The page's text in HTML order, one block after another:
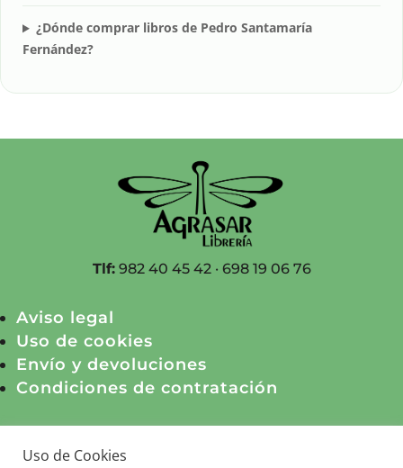
¿Dónde comprar libros de Pedro Santamaría
Fernández?
Tlf:982 40 45 42 · 698 19 06 76
Aviso legal
Uso de cookies
Envío y devoluciones
Condiciones de contratación
© Agrasar Servicios Culturales, S.L.
Uso de Cookies